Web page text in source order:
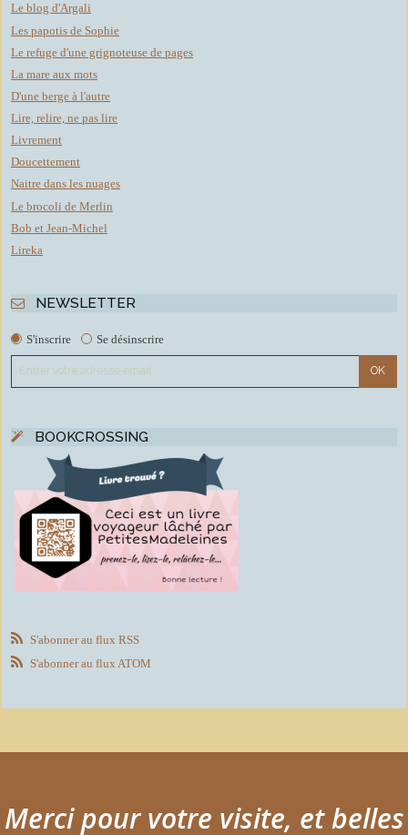
Le blog d'Argali
Les papotis de Sophie
Le refuge d'une grignoteuse de pages
La mare aux mots
D'une berge à l'autre
Lire, relire, ne pas lire
Livrement
Doucettement
Naitre dans les nuages
Le brocoli de Merlin
Bob et Jean-Michel
Lireka
NEWSLETTER
S'inscrire Se désinscrire
BOOKCROSSING
S'abonner au flux RSS
S'abonner au flux ATOM
Merci pour votre visite, et belles